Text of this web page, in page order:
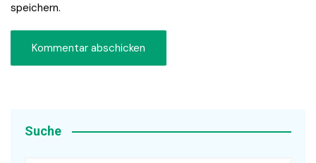
speichern.
Suche